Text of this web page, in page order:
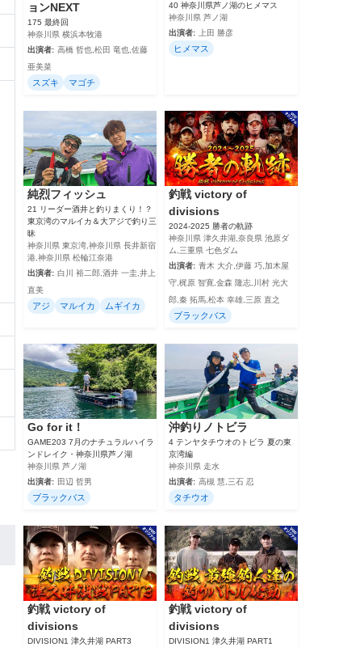
ョンNEXT
175 最終回
神奈川県 横浜本牧港
出演者: 高橋 哲也,松田 竜也,佐藤
亜美菜
スズキ マゴチ
40 神奈川県芦ノ湖のヒメマス
神奈川県 芦ノ湖
出演者: 上田 勝彦
ヒメマス
純烈フィッシュ
21 リーダー酒井と釣りまくり！？
東京湾のマルイカ＆大アジで釣り三
昧
神奈川県 東京湾,神奈川県 長井新宿
港,神奈川県 松輪江奈港
出演者: 白川 裕二郎,酒井 一圭,井上
直美
アジ マルイカ ムギイカ
釣戦 victory of
divisions
2024‐2025 勝者の軌跡
神奈川県 津久井湖,奈良県 池原ダ
ム,三重県 七色ダム
出演者: 青木 大介,伊藤 巧,加木屋
守,梶原 智寛,金森 隆志,川村 光大
郎,秦 拓馬,松本 幸雄,三原 直之
ブラックバス
Go for it！
GAME203 7月のナチュラルハイラ
ンドレイク・神奈川県芦ノ湖
神奈川県 芦ノ湖
出演者: 田辺 哲男
ブラックバス
沖釣りノトビラ
4 テンヤタチウオのトビラ 夏の東
京湾編
神奈川県 走水
出演者: 高槻 慧,三石 忍
タチウオ
釣戦 victory of
divisions
DIVISION1 津久井湖 PART3
釣戦 victory of
divisions
DIVISION1 津久井湖 PART1